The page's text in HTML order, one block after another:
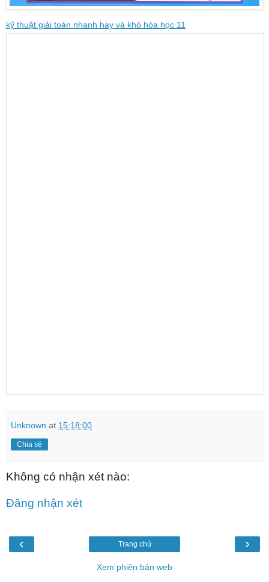
kỹ thuật giải toán nhanh hay và khó hóa học 11
Unknown at 15:18:00
Chia sẻ
Không có nhận xét nào:
Đăng nhận xét
‹ ›
Trang chủ
Xem phiên bản web